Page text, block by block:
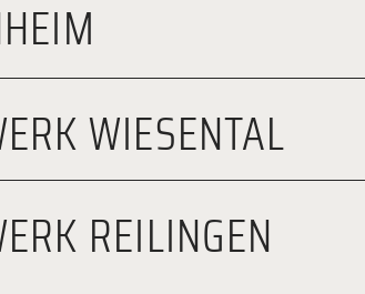
WIESENTAL
REILINGEN